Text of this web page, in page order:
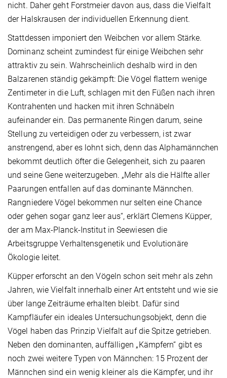
nicht. Daher geht Forstmeier davon aus, dass die Vielfalt
der Halskrausen der individuellen Erkennung dient.
Stattdessen imponiert den Weibchen vor allem Stärke.
Dominanz scheint zumindest für einige Weibchen sehr
attraktiv zu sein. Wahrscheinlich deshalb wird in den
Balzarenen ständig gekämpft: Die Vögel flattern wenige
Zentimeter in die Luft, schlagen mit den Füßen nach ihren
Kontrahenten und hacken mit ihren Schnäbeln
aufeinander ein. Das permanente Ringen darum, seine
Stellung zu verteidigen oder zu verbessern, ist zwar
anstrengend, aber es lohnt sich, denn das Alphamännchen
bekommt deutlich öfter die Gelegenheit, sich zu paaren
und seine Gene weiterzugeben. „Mehr als die Hälfte aller
Paarungen entfallen auf das dominante Männchen.
Rangniedere Vögel bekommen nur selten eine Chance
oder gehen sogar ganz leer aus“, erklärt Clemens Küpper,
der am Max-Planck-Institut in Seewiesen die
Arbeitsgruppe Verhaltensgenetik und Evolutionäre
Ökologie leitet.
Küpper erforscht an den Vögeln schon seit mehr als zehn
Jahren, wie Vielfalt innerhalb einer Art entsteht und wie sie
über lange Zeiträume erhalten bleibt. Dafür sind
Kampfläufer ein ideales Untersuchungsobjekt, denn die
Vögel haben das Prinzip Vielfalt auf die Spitze getrieben.
Neben den dominanten, auffälligen „Kämpfern“ gibt es
noch zwei weitere Typen von Männchen: 15 Prozent der
Männchen sind ein wenig kleiner als die Kämpfer, und ihr